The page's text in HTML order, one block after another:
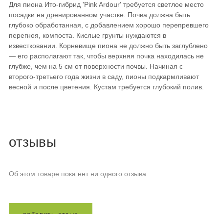
Для пиона Ито-гибрид 'Pink Ardour' требуется светлое место
посадки на дренированном участке. Почва должна быть
глубоко обработанная, с добавлением хорошо перепревшего
перегноя, компоста. Кислые грунты нуждаются в
известковании. Корневище пиона не должно быть заглублено
— его располагают так, чтобы верхняя почка находилась не
глубже, чем на 5 см от поверхности почвы. Начиная с
второго-третьего года жизни в саду, пионы подкармливают
весной и после цветения. Кустам требуется глубокий полив.
отзывы
Об этом товаре пока нет ни одного отзыва